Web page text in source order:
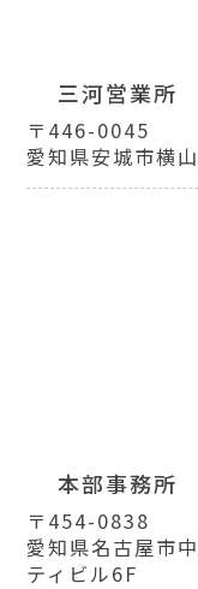
三河営業所
〒446-0045
愛知県安城市横
本部事務所
〒454-0838
愛知県名古屋市
ティビル6F